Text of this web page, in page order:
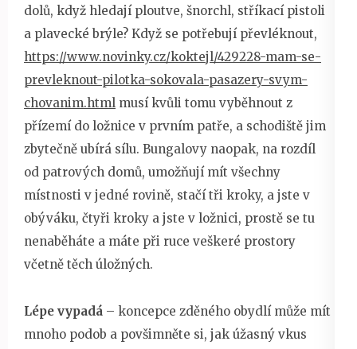
dolů, když hledají ploutve, šnorchl, stříkací pistoli
a plavecké brýle? Když se potřebují převléknout,
https://www.novinky.cz/koktejl/429228-mam-se-
prevleknout-pilotka-sokovala-pasazery-svym-
chovanim.html musí kvůli tomu vyběhnout z
přízemí do ložnice v prvním patře, a schodiště jim
zbytečně ubírá sílu. Bungalovy naopak, na rozdíl
od patrových domů, umožňují mít všechny
místnosti v jedné rovině, stačí tři kroky, a jste v
obýváku, čtyři kroky a jste v ložnici, prostě se tu
nenaběháte a máte při ruce veškeré prostory
včetně těch úložných.
Lépe vypadá – koncepce zděného obydlí může mít
mnoho podob a povšimněte si, jak úžasný vkus